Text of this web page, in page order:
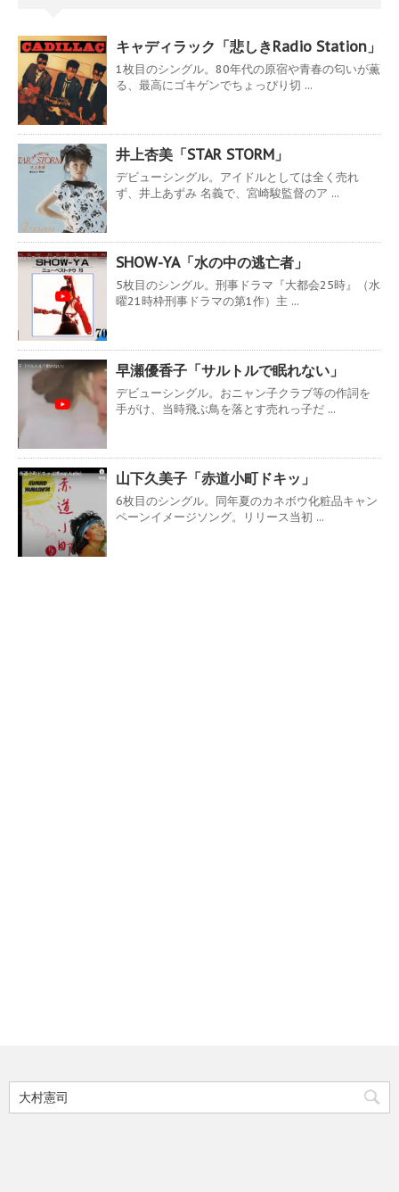
キャディラック「悲しきRadio Station」
1枚目のシングル。80年代の原宿や青春の匂いが薫
る、最高にゴキゲンでちょっぴり切 ...
井上杏美「STAR STORM」
デビューシングル。アイドルとしては全く売れ
ず、井上あずみ 名義で、宮崎駿監督のア ...
SHOW-YA「水の中の逃亡者」
5枚目のシングル。刑事ドラマ『大都会25時』（水
曜21時枠刑事ドラマの第1作）主 ...
早瀬優香子「サルトルで眠れない」
デビューシングル。おニャン子クラブ等の作詞を
手がけ、当時飛ぶ鳥を落とす売れっ子だ ...
山下久美子「赤道小町ドキッ」
6枚目のシングル。同年夏のカネボウ化粧品キャン
ペーンイメージソング。リリース当初 ...